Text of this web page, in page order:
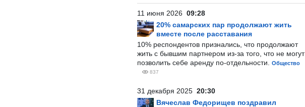
11 июня 2026 09:28
20% самарских пар продолжают жить
вместе после расставания
10% респондентов признались, что продолжают
жить с бывшим партнером из-за того, что не могут
позволить себе аренду по-отдельности.
Общество
837
31 декабря 2025 20:30
Вячеслав Федорищев поздравил